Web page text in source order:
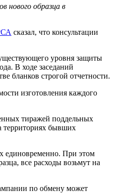
нового образца в
сказал, что консультации
уровня защиты
В ходе заседаний
бланков строгой отчетности.
изготовления каждого
тиражей поддельных
территориях бывших
единовременно. При этом
все расходы возьмут на
по обмену может